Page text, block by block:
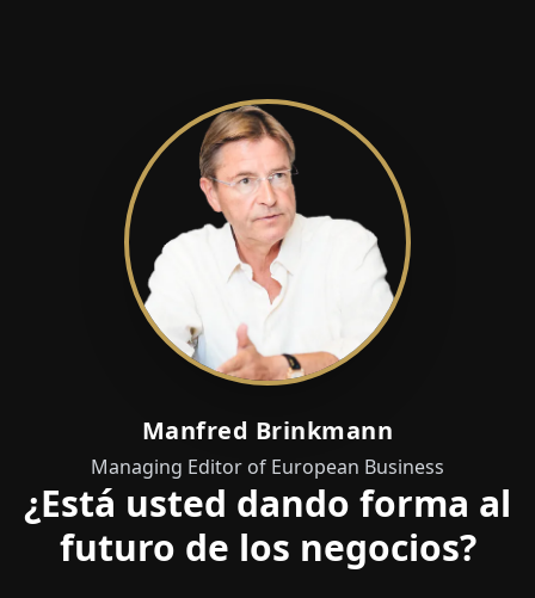
Manfred Brinkmann
Managing Editor of European Business
¿Está usted dando forma al
futuro de los negocios?